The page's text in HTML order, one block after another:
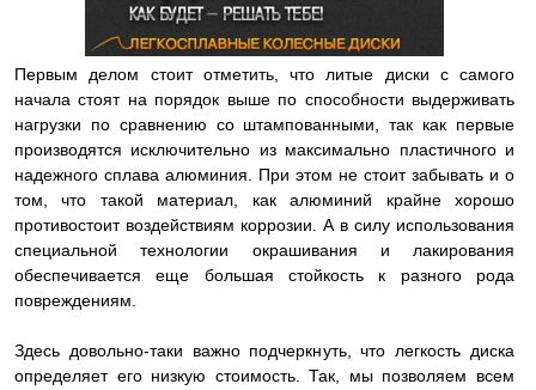
Первым делом стоит отметить, что литые диски с самого
начала стоят на порядок выше по способности выдерживать
нагрузки по сравнению со штампованными, так как первые
производятся исключительно из максимально пластичного и
надежного сплава алюминия. При этом не стоит забывать и о
том, что такой материал, как алюминий крайне хорошо
противостоит воздействиям коррозии. А в силу использования
специальной технологии окрашивания и лакирования
обеспечивается еще большая стойкость к разного рода
повреждениям.
Здесь довольно-таки важно подчеркнуть, что легкость диска
определяет его низкую стоимость. Так, мы позволяем всем